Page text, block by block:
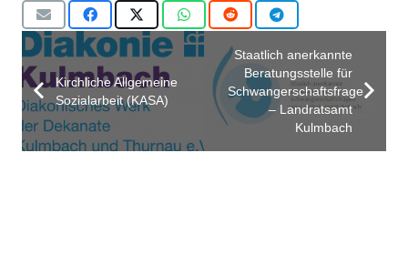
Kirchliche Allgemeine
Sozialarbeit (KASA)
Staatlich anerkannte
Beratungsstelle für
Schwangerschaftsfragen
– Landratsamt
Kulmbach